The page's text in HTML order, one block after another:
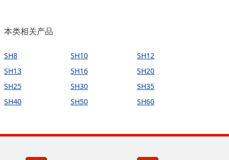
本类相关产品
SH8 SH10
SH12
SH13
SH16
SH20
SH25
SH30
SH35
SH40
SH50 SH60